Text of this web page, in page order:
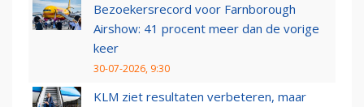
Bezoekersrecord voor Farnborough
Airshow: 41 procent meer dan de vorige
keer
30-07-2026, 9:30
KLM ziet resultaten verbeteren, maar